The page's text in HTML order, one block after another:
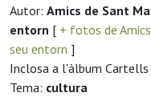
Autor: Amics de Sant
entorn [ + fotos de
seu entorn ]
Inclosa a l'àlbum Cartells
Tema: cultura